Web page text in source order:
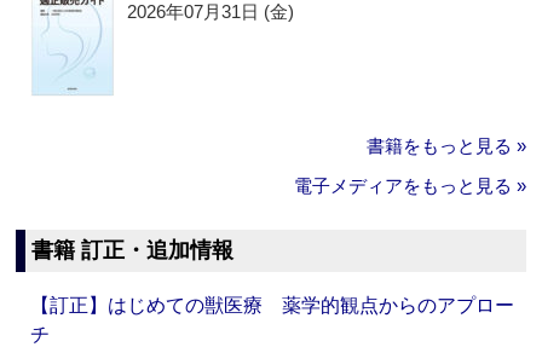
2026年07月31日 (金)
書籍をもっと見る »
電子メディアをもっと見る »
書籍 訂正・追加情報
【訂正】はじめての獣医療 薬学的観点からのアプロー
チ